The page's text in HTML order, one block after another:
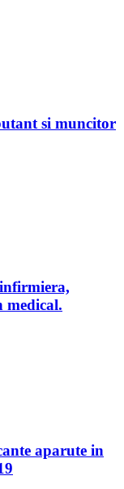
si muncitor
medical.
aparute in